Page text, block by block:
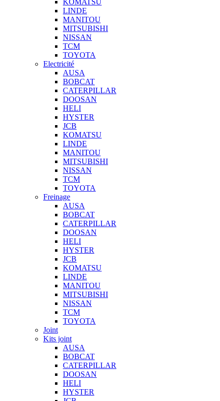
KOMATSU
LINDE
MANITOU
MITSUBISHI
NISSAN
TCM
TOYOTA
Electricité
AUSA
BOBCAT
CATERPILLAR
DOOSAN
HELI
HYSTER
JCB
KOMATSU
LINDE
MANITOU
MITSUBISHI
NISSAN
TCM
TOYOTA
Freinage
AUSA
BOBCAT
CATERPILLAR
DOOSAN
HELI
HYSTER
JCB
KOMATSU
LINDE
MANITOU
MITSUBISHI
NISSAN
TCM
TOYOTA
Joint
Kits joint
AUSA
BOBCAT
CATERPILLAR
DOOSAN
HELI
HYSTER